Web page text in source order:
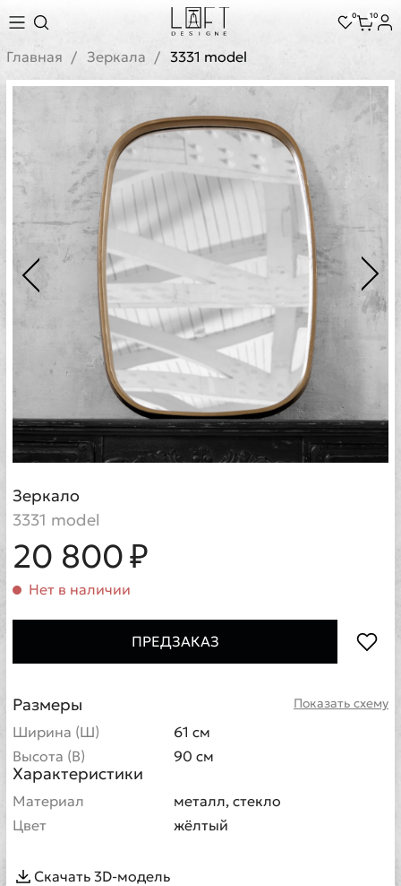
0 10
Главная Зеркала 3331 model
Зеркало
3331 model
20 800 ₽
Нет в наличии
ПРЕДЗАКАЗ
Показать схему
Размеры
Ширина (Ш)
61 см
Высота (В)
90 см
Характеристики
Материал
металл, стекло
Цвет
жёлтый
Скачать 3D-модель